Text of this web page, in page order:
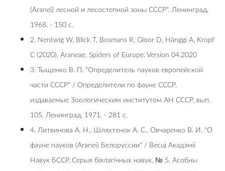
(Aranei) лесной и лесостепной зоны СССР". Ленинград,
1968. - 150 с.
2. Nentwig W, Blick T, Bosmans R, Gloor D, Hänggi A, Kropf
C (2020). Araneae. Spiders of Europe. Version 04.2020
3. Тыщенко В. П. "Определитель пауков европейской
части СССР" / Определители по фауне СССР,
издаваемые Зоологическим институтом АН СССР, вып.
105. Ленинград, 1971. - 281 с.
4. Литвинова А. Н., Шляхтенок А. С., Овчаренко В. И. "О
фауне пауков (Aranei) Белоруссии" / Весці Акадэміі
Навук БССР. Серыя біялагічных навук. № 5. Асобны